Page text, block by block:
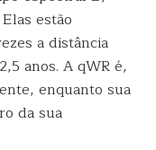
estão
a distância
anos. A qWR é,
enquanto sua
da sua